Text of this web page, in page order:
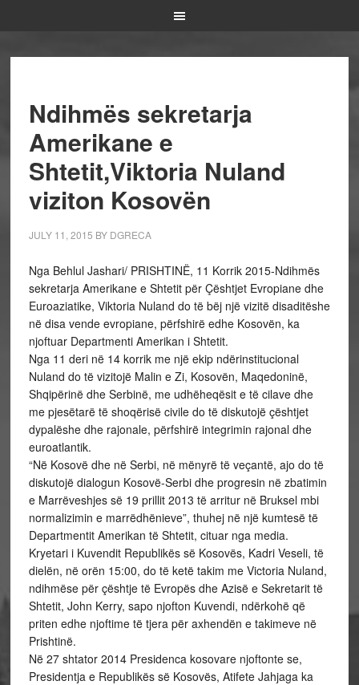
Ndihmës sekretarja
Amerikane e
Shtetit,Viktoria Nuland
viziton Kosovën
JULY 11, 2015 BY DGRECA
Nga Behlul Jashari/ PRISHTINË, 11 Korrik 2015-Ndihmës
sekretarja Amerikane e Shtetit për Çështjet Evropiane dhe
Euroaziatike, Viktoria Nuland do të bëj një vizitë disaditëshe
në disa vende evropiane, përfshirë edhe Kosovën, ka
njoftuar Departmenti Amerikan i Shtetit.
Nga 11 deri në 14 korrik me një ekip ndërinstitucional
Nuland do të vizitojë Malin e Zi, Kosovën, Maqedoninë,
Shqipërinë dhe Serbinë, me udhëheqësit e të cilave dhe
me pjesëtarë të shoqërisë civile do të diskutojë çështjet
dypalëshe dhe rajonale, përfshirë integrimin rajonal dhe
euroatlantik.
“Në Kosovë dhe në Serbi, në mënyrë të veçantë, ajo do të
diskutojë dialogun Kosovë-Serbi dhe progresin në zbatimin
e Marrëveshjes së 19 prillit 2013 të arritur në Bruksel mbi
normalizimin e marrëdhënieve”, thuhej në një kumtesë të
Departmentit Amerikan të Shtetit, cituar nga media.
Kryetari i Kuvendit Republikës së Kosovës, Kadri Veseli, të
dielën, në orën 15:00, do të ketë takim me Victoria Nuland,
ndihmëse për çështje të Evropës dhe Azisë e Sekretarit të
Shtetit, John Kerry, sapo njofton Kuvendi, ndërkohë që
priten edhe njoftime të tjera për axhendën e takimeve në
Prishtinë.
Në 27 shtator 2014 Presidenca kosovare njoftonte se,
Presidentja e Republikës së Kosovës, Atifete Jahjaga ka